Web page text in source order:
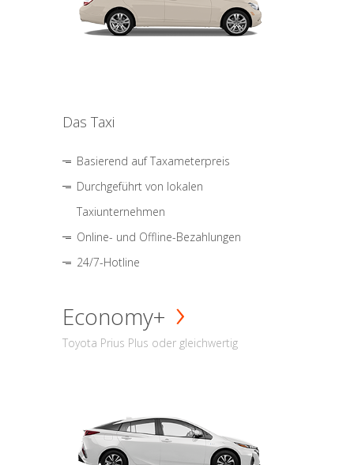
Das Taxi
Basierend auf Taxameterpreis
Durchgeführt von lokalen
Taxiunternehmen
Online- und Offline-Bezahlungen
24/7-Hotline
Economy+
Toyota Prius Plus oder gleichwertig